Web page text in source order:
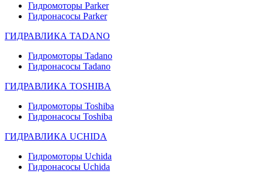
Гидромоторы Parker
Гидронасосы Parker
ГИДРАВЛИКА TADANO
Гидромоторы Tadano
Гидронасосы Tadano
ГИДРАВЛИКА TOSHIBA
Гидромоторы Toshiba
Гидронасосы Toshiba
ГИДРАВЛИКА UCHIDA
Гидромоторы Uchida
Гидронасосы Uchida